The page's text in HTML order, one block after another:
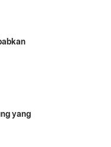
yang